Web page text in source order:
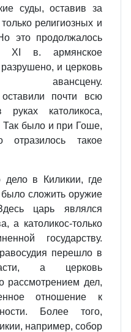
суды, оставив за
религиозных и
это продолжалось
XI в. армянское
и церковь
авансцену.
оставили почти всю
руках католикоса,
Так было и при Гоше,
отразилось такое
дело в Киликии, где
сложить оружие
царь являлся
а католикос‑только
государству.
перешло в
а церковь
рассмотрением дел,
отношение к
Более того,
например, собор